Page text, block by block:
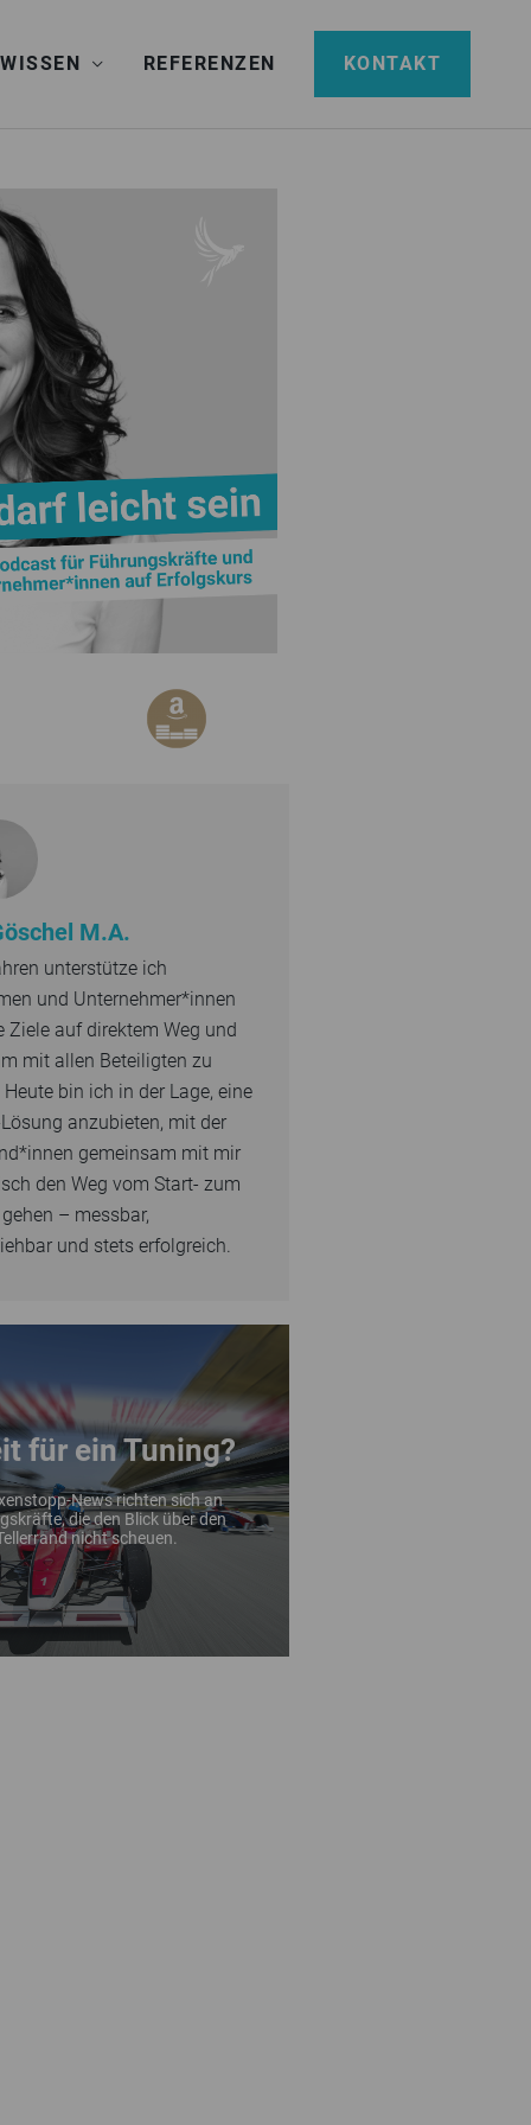
REFERENZEN KONTAKT
M.A.
unterstütze ich
und Unternehmer*innen
Ziele auf direktem Weg und
mit allen Beteiligten zu
bin ich in der Lage, eine
anzubieten, mit der
gemeinsam mit mir
den Weg vom Start- zum
– messbar,
und stets erfolgreich.
für ein Tuning?
News richten sich an
die den Blick über den
nicht scheuen.
NEWS
NEWSLETTER FÜR
IM
MITTELSTAND.
ABONNIEREN